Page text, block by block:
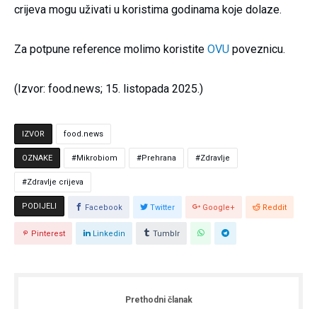
crijeva mogu uživati u koristima godinama koje dolaze.
Za potpune reference molimo koristite OVU poveznicu.
(Izvor: food.news; 15. listopada 2025.)
IZVOR food.news
OZNAKE Mikrobiom Prehrana Zdravlje
Zdravlje crijeva
PODIJELI Facebook Twitter Google+ Reddit
Pinterest Linkedin Tumblr
Prethodni članak